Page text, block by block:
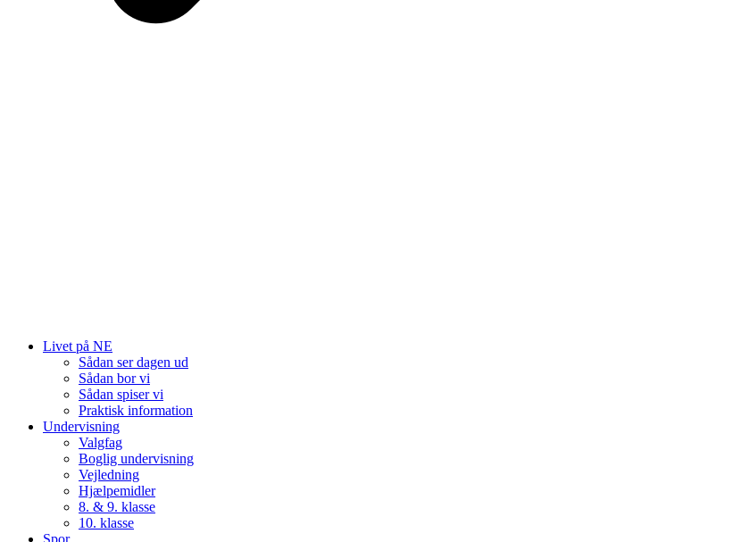
Livet på NE
Sådan ser dagen ud
Sådan bor vi
Sådan spiser vi
Praktisk information
Undervisning
Valgfag
Boglig undervisning
Vejledning
Hjælpemidler
8. & 9. klasse
10. klasse